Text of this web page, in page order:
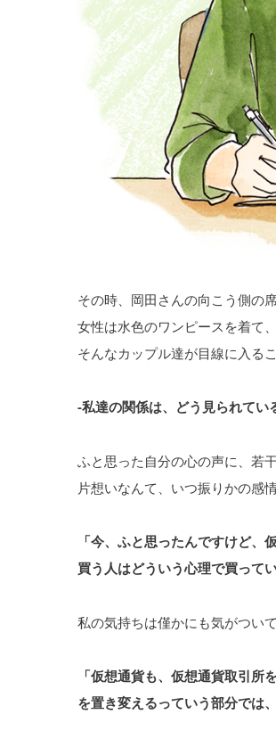
その時、岡田さんの向こう側の
女性は水色のワンピースを着て
そんなカップル達が目線に入る
-私達の関係は、どう見られてい
ふと思った自分の心の声に、若
片想いなんて、いつ振りかの感
「今、ふと思ったんですけど
買う人はどういう心理で買って
私の気持ちは僅かにも気がつい
「仮想通貨も、仮想通貨取引
を置き変えるっていう部分では